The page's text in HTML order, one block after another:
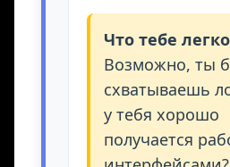
Что тебе
Возможно, ты
схватываешь
у тебя хорошо
получается